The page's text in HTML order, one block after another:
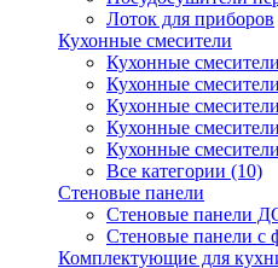
Лоток для приборов
Кухонные смесители
Кухонные
Кухонные
Кухонные
Кухонные
Кухонные
Все категории (10)
Стеновые панели
Стеновые панели
Стеновые панели с
Комплектующие для